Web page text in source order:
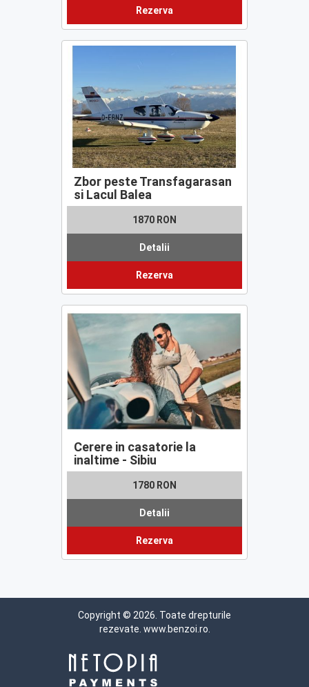
Rezerva
Zbor peste Transfagarasan
si Lacul Balea
1870 RON
Detalii
Rezerva
Cerere in casatorie la
inaltime - Sibiu
1780 RON
Detalii
Rezerva
Copyright © 2026. Toate drepturile
rezevate. www.benzoi.ro